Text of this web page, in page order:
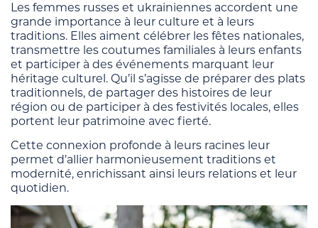
Les femmes russes et ukrainiennes accordent une
grande importance à leur culture et à leurs
traditions. Elles aiment célébrer les fêtes nationales,
transmettre les coutumes familiales à leurs enfants
et participer à des événements marquant leur
héritage culturel. Qu’il s’agisse de préparer des plats
traditionnels, de partager des histoires de leur
région ou de participer à des festivités locales, elles
portent leur patrimoine avec fierté.
Cette connexion profonde à leurs racines leur
permet d’allier harmonieusement traditions et
modernité, enrichissant ainsi leurs relations et leur
quotidien.